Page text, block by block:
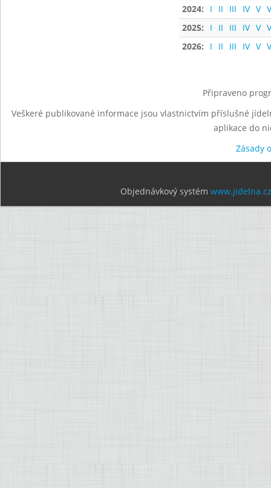
2024:
I II III IV V
2025:
I II III IV V
2026:
I II III IV V
Připraveno
Veškeré publikované informace jsou vlastnictvím příslušné
aplikace do
Zásady
Objednávkový systém www.jidelna.cz